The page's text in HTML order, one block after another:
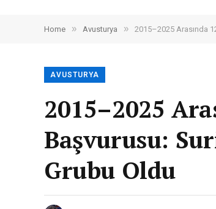
Home » Avusturya » 2015–2025 Arasında
AVUSTURYA
2015–2025
Başvurusu:
Grubu Oldu